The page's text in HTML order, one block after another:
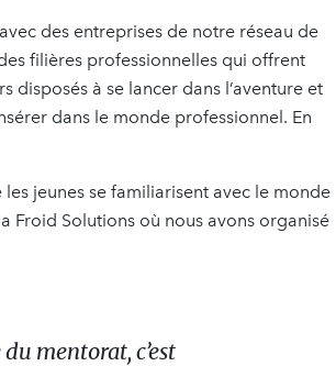
des entreprises de notre réseau de
filières professionnelles qui offrent
disposés à se lancer dans l’aventure et
dans le monde professionnel. En
jeunes se familiarisent avec le monde
Froid Solutions où nous avons organisé
mentorat, c’est